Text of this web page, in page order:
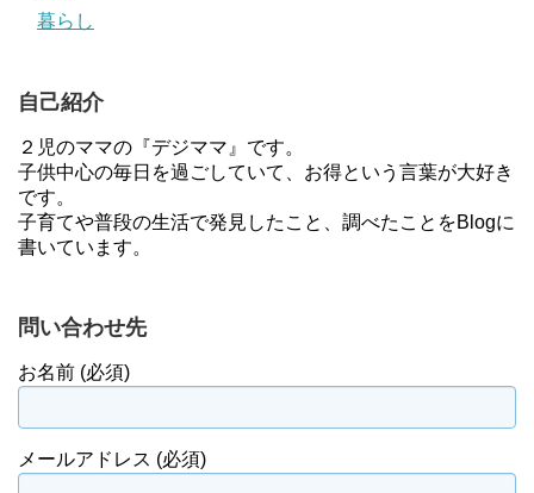
暮らし
自己紹介
２児のママの『デジママ』です。
子供中心の毎日を過ごしていて、お得という言葉が大好き
です。
子育てや普段の生活で発見したこと、調べたことをBlogに
書いています。
問い合わせ先
お名前 (必須)
メールアドレス (必須)